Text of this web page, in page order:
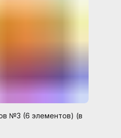
№3 (6 элементов) (в